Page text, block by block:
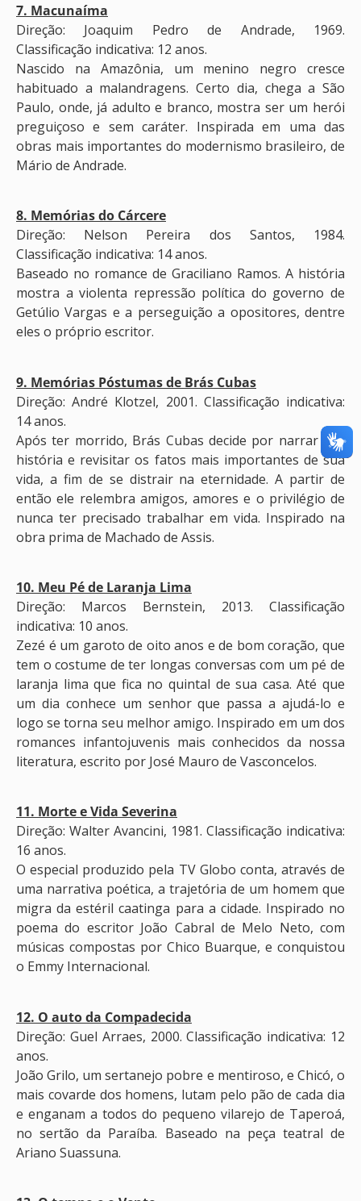
7. Macunaíma
Direção: Joaquim Pedro de Andrade, 1969.
Classificação indicativa: 12 anos.
Nascido na Amazônia, um menino negro cresce
habituado a malandragens. Certo dia, chega a São
Paulo, onde, já adulto e branco, mostra ser um herói
preguiçoso e sem caráter. Inspirada em uma das
obras mais importantes do modernismo brasileiro, de
Mário de Andrade.
8. Memórias do Cárcere
Direção: Nelson Pereira dos Santos, 1984.
Classificação indicativa: 14 anos.
Baseado no romance de Graciliano Ramos. A história
mostra a violenta repressão política do governo de
Getúlio Vargas e a perseguição a opositores, dentre
eles o próprio escritor.
9. Memórias Póstumas de Brás Cubas
Direção: André Klotzel, 2001. Classificação indicativa:
14 anos.
Após ter morrido, Brás Cubas decide por narrar sua
história e revisitar os fatos mais importantes de sua
vida, a fim de se distrair na eternidade. A partir de
então ele relembra amigos, amores e o privilégio de
nunca ter precisado trabalhar em vida. Inspirado na
obra prima de Machado de Assis.
10. Meu Pé de Laranja Lima
Direção: Marcos Bernstein, 2013. Classificação
indicativa: 10 anos.
Zezé é um garoto de oito anos e de bom coração, que
tem o costume de ter longas conversas com um pé de
laranja lima que fica no quintal de sua casa. Até que
um dia conhece um senhor que passa a ajudá-lo e
logo se torna seu melhor amigo. Inspirado em um dos
romances infantojuvenis mais conhecidos da nossa
literatura, escrito por José Mauro de Vasconcelos.
11. Morte e Vida Severina
Direção: Walter Avancini, 1981. Classificação indicativa:
16 anos.
O especial produzido pela TV Globo conta, através de
uma narrativa poética, a trajetória de um homem que
migra da estéril caatinga para a cidade. Inspirado no
poema do escritor João Cabral de Melo Neto, com
músicas compostas por Chico Buarque, e conquistou
o Emmy Internacional.
12. O auto da Compadecida
Direção: Guel Arraes, 2000. Classificação indicativa: 12
anos.
João Grilo, um sertanejo pobre e mentiroso, e Chicó, o
mais covarde dos homens, lutam pelo pão de cada dia
e enganam a todos do pequeno vilarejo de Taperoá,
no sertão da Paraíba. Baseado na peça teatral de
Ariano Suassuna.